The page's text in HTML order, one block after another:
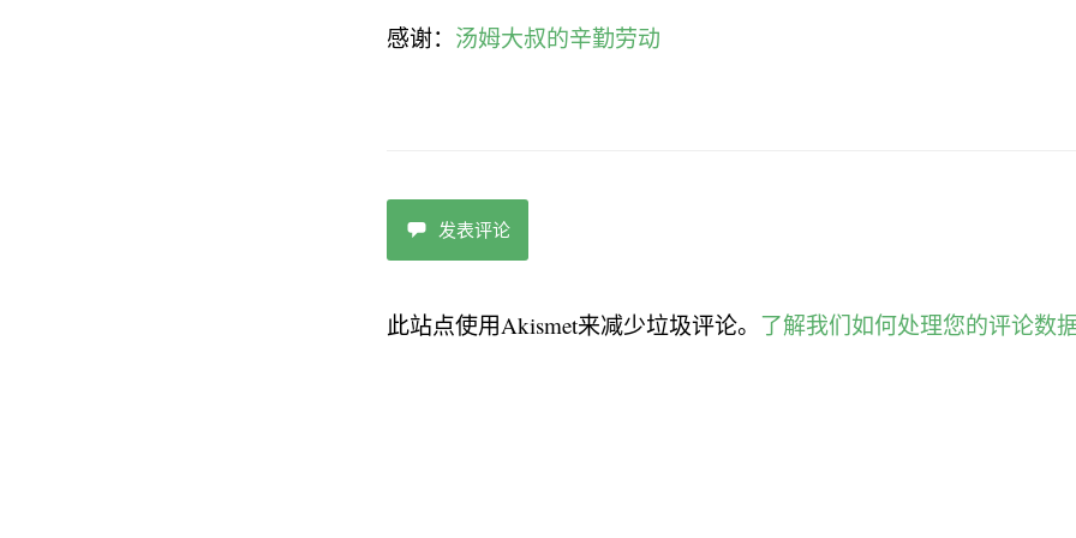
感谢： 汤姆大叔的辛勤劳动
发表评论
此站点使用Akismet来减少垃圾评论。 了解我们如何处理您的评论数